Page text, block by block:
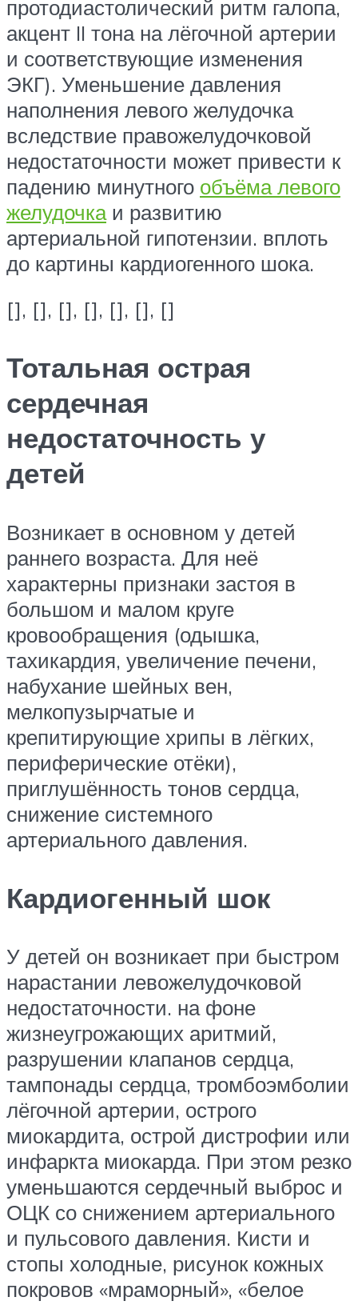
протодиастолический ритм галопа,
акцент II тона на лёгочной артерии
и соответствующие изменения
ЭКГ). Уменьшение давления
наполнения левого желудочка
вследствие правожелудочковой
недостаточности может привести к
падению минутного объёма левого
желудочкаи развитию
артериальной гипотензии. вплоть
до картины кардиогенного шока.
[], [], [], [], [], [], []
Тотальная острая
сердечная
недостаточность у
детей
Возникает в основном у детей
раннего возраста. Для неё
характерны признаки застоя в
большом и малом круге
кровообращения (одышка,
тахикардия, увеличение печени,
набухание шейных вен,
мелкопузырчатые и
крепитирующие хрипы в лёгких,
периферические отёки),
приглушённость тонов сердца,
снижение системного
артериального давления.
Кардиогенный шок
У детей он возникает при быстром
нарастании левожелудочковой
недостаточности. на фоне
жизнеугрожающих аритмий,
разрушении клапанов сердца,
тампонады сердца, тромбоэмболии
лёгочной артерии, острого
миокардита, острой дистрофии или
инфаркта миокарда. При этом резко
уменьшаются сердечный выброс и
ОЦК со снижением артериального
и пульсового давления. Кисти и
стопы холодные, рисунок кожных
покровов «мраморный», «белое